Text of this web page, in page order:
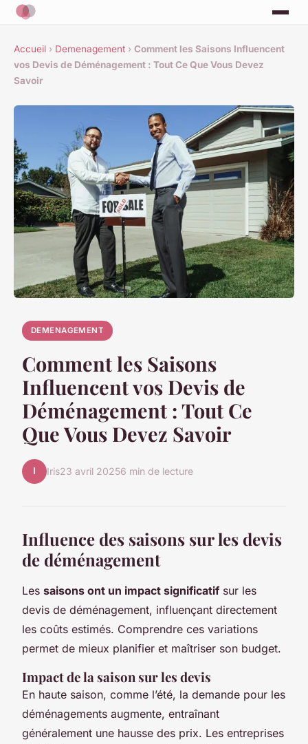
Accueil › Demenagement › Comment les Saisons Influencent
vos Devis de Déménagement : Tout Ce Que Vous Devez
Savoir
DEMENAGEMENT
Comment les Saisons
Influencent vos Devis de
Déménagement : Tout Ce
Que Vous Devez Savoir
I Iris23 avril 20256 min de lecture
Influence des saisons sur les devis
de déménagement
Les saisons ont un impact significatif sur les
devis de déménagement, influençant directement
les coûts estimés. Comprendre ces variations
permet de mieux planifier et maîtriser son budget.
Impact de la saison sur les devis
En haute saison, comme l’été, la demande pour les
déménagements augmente, entraînant
généralement une hausse des prix. Les entreprises